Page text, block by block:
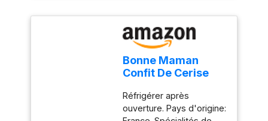
Composition naturelle
garantissant un produit
sain et authentique Sans
saveurs ajoutées: Goût
naturel des cerises
noires préservé sans
Recette traditionnelle:
Savoir-faire ancestral
Bonne Maman
Confit De Cerise
Réfrigérer après
ouverture. Pays d'origine: